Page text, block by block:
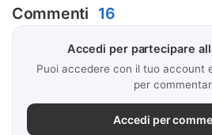
Commenti 16
Accedi per partecipare
Puoi accedere con il tuo account
per
Accedi per